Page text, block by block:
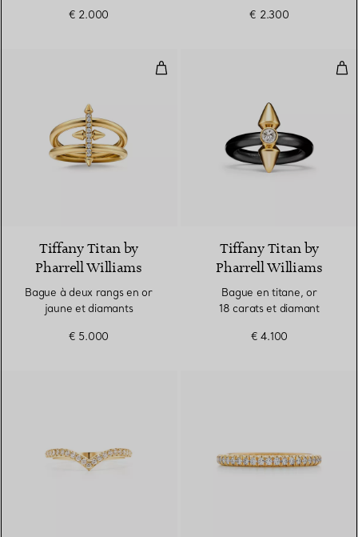
€ 2.000 € 2.300
Bague à deux rangs en or jaune
Tiffany Titan by
Pharrell Williams
Bague à deux rangs en or
jaune et diamants
€ 5.000
Tiffany Titan by
Pharrell Williams
Bague en titane, or
18 carats et diamant
€ 4.100